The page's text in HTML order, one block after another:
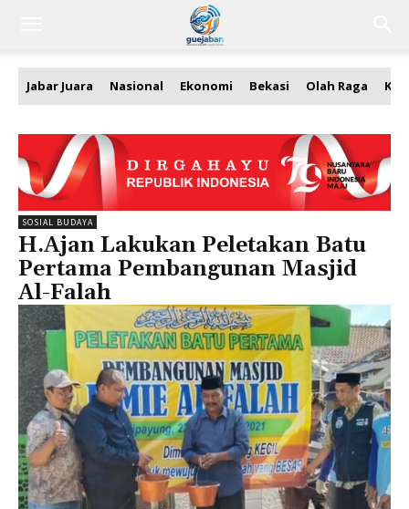
Jabar Juara Nasional Ekonomi Bekasi Olah Raga
SOSIAL BUDAYA
H.Ajan Lakukan Peletakan Batu
Pertama Pembangunan Masjid
Al-Falah